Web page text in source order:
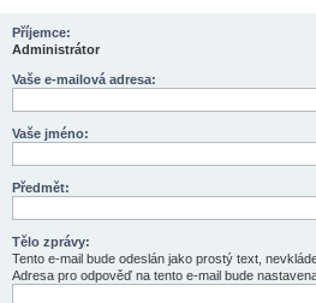
Příjemce:
Administrátor
Vaše e-mailová adresa:
Vaše jméno:
Předmět:
Tělo zprávy:
Tento e-mail bude odeslán jako prostý text,
Adresa pro odpověď na tento e-mail bude